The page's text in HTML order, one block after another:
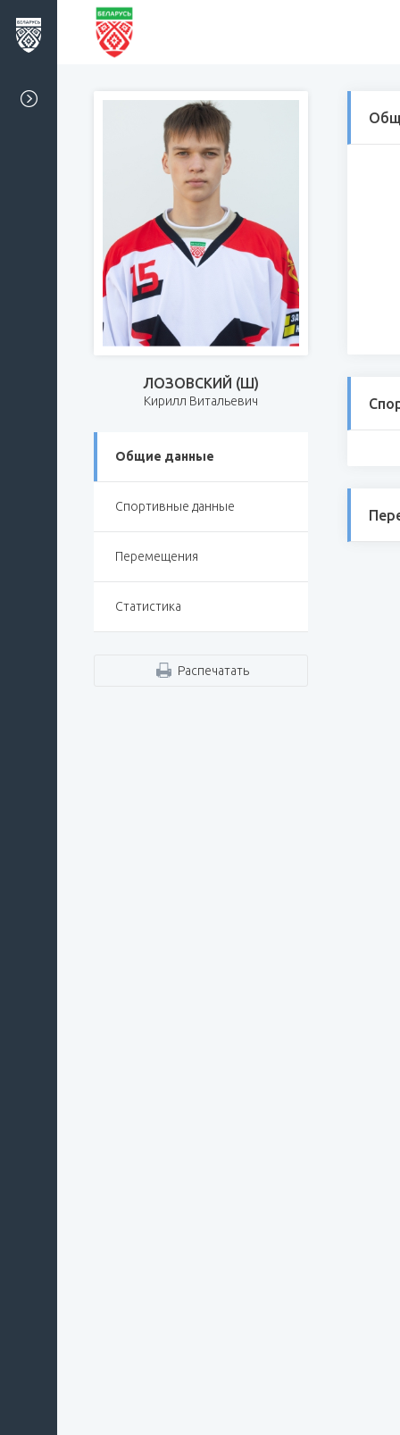
ЛОЗОВСКИЙ (Ш)
Кирилл Витальевич
Общие данные
Спортивные данные
Перемещения
Статистика
Распечатать